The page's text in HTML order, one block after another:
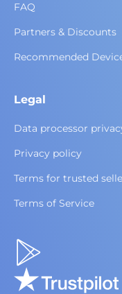
FAQ
Partners & Discounts
Recommended
Legal
Data processor
Privacy policy
Terms for trusted
Terms of Service